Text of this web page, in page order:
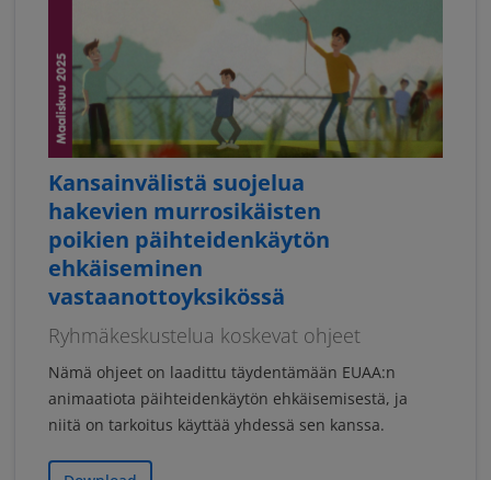
Kansainvälistä suojelua
hakevien murrosikäisten
poikien päihteidenkäytön
ehkäiseminen
vastaanottoyksikössä
Ryhmäkeskustelua koskevat ohjeet
Nämä ohjeet on laadittu täydentämään EUAA:n
animaatiota päihteidenkäytön ehkäisemisestä, ja
niitä on tarkoitus käyttää yhdessä sen kanssa.